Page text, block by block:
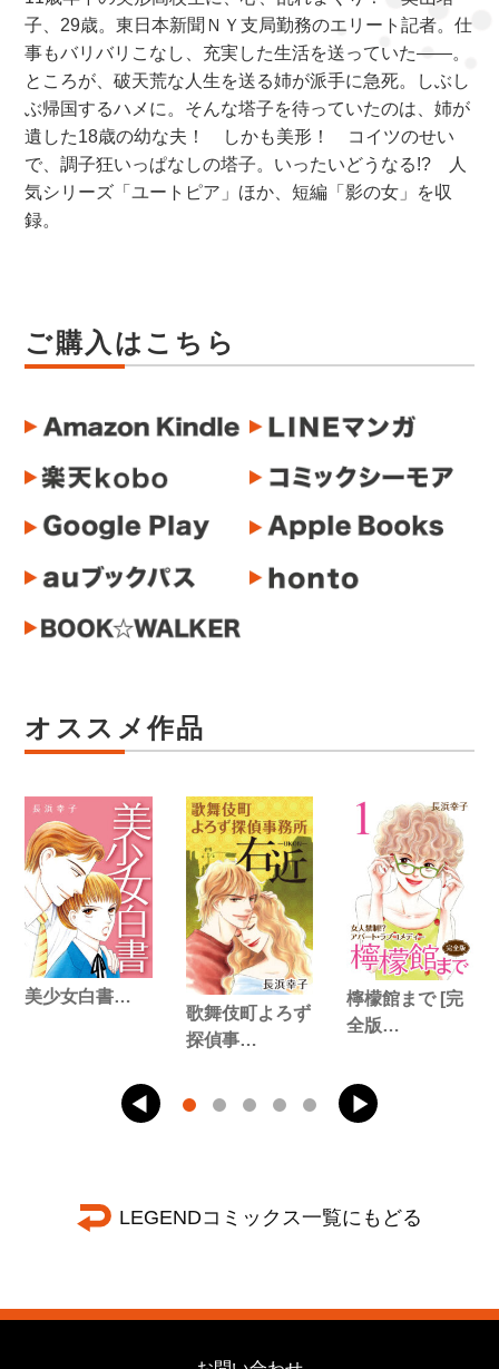
子、29歳。東日本新聞ＮＹ支局勤務のエリート記者。仕
事もバリバリこなし、充実した生活を送っていた――。
ところが、破天荒な人生を送る姉が派手に急死。しぶし
ぶ帰国するハメに。そんな塔子を待っていたのは、姉が
遺した18歳の幼な夫！ しかも美形！ コイツのせい
で、調子狂いっぱなしの塔子。いったいどうなる!? 人
気シリーズ「ユートピア」ほか、短編「影の女」を収
録。
ご購入はこちら
オススメ作品
美少女白書…
歌舞伎町よろず
探偵事…
檸檬館まで [完
全版…
LEGENDコミックス一覧にもどる